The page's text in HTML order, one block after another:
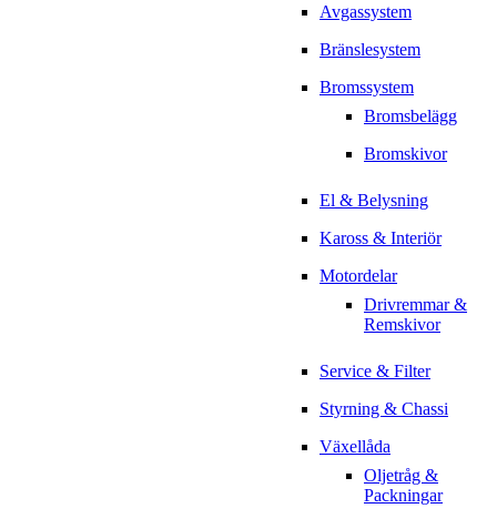
Avgassystem
Bränslesystem
Bromssystem
Bromsbelägg
Bromskivor
El & Belysning
Kaross & Interiör
Motordelar
Drivremmar &
Remskivor
Service & Filter
Styrning & Chassi
Växellåda
Oljetråg &
Packningar